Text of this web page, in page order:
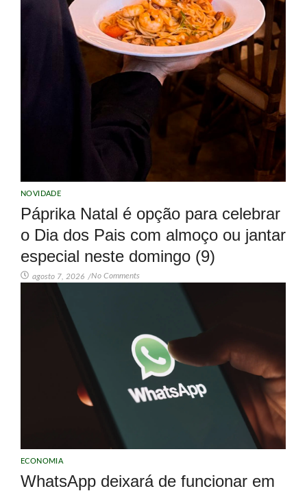
NOVIDADE
Páprika Natal é opção para celebrar
o Dia dos Pais com almoço ou jantar
especial neste domingo (9)
agosto 7, 2026 /No Comments
ECONOMIA
WhatsApp deixará de funcionar em